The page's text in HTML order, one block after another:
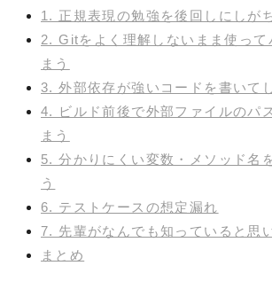
1. 正規表現の勉強を後回しにしが
2. Gitをよく理解しないまま使って
まう
3. 外部依存が強いコードを書いて
4. ビルド前後で外部ファイルのパ
まう
5. 分かりにくい変数・メソッド名
う
6. テストケースの想定漏れ
7. 先輩がなんでも知っていると思
まとめ